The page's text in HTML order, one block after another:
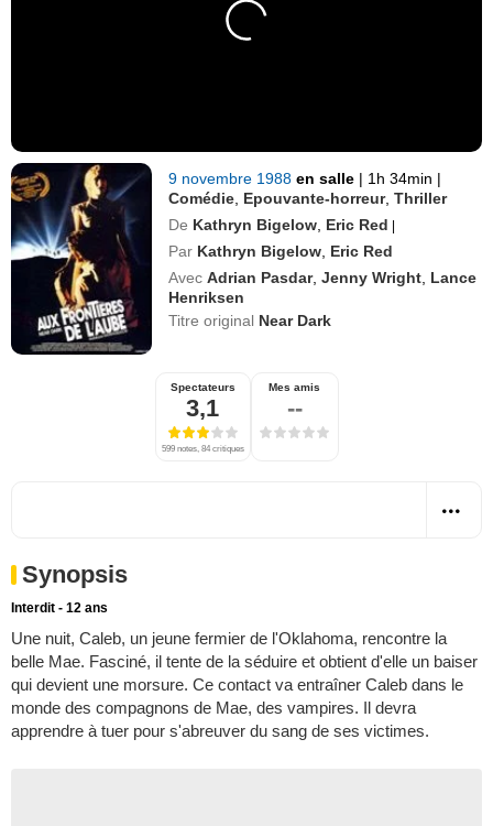
9 novembre 1988en salle | 1h 34min |
Comédie Epouvante-horreur,Thriller
De Kathryn Bigelow Eric Red |
Par Kathryn Bigelow Eric Red
Avec Adrian Pasdar,Jenny Wright Lance
Henriksen
Titre original Near Dark
Spectateurs
3,1
599 notes, 84 critiques
Mes amis
--
Synopsis
Interdit - 12 ans
Une nuit, Caleb, un jeune fermier de l'Oklahoma, rencontre la
belle Mae. Fasciné, il tente de la séduire et obtient d'elle un baiser
qui devient une morsure. Ce contact va entraîner Caleb dans le
monde des compagnons de Mae, des vampires. Il devra
apprendre à tuer pour s'abreuver du sang de ses victimes.